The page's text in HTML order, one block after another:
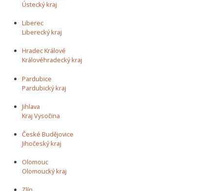
Ústecký kraj
Liberec
Liberecký kraj
Hradec Králové
Královéhradecký kraj
Pardubice
Pardubický kraj
Jihlava
Kraj Vysočina
České Budějovice
Jihočeský kraj
Olomouc
Olomoucký kraj